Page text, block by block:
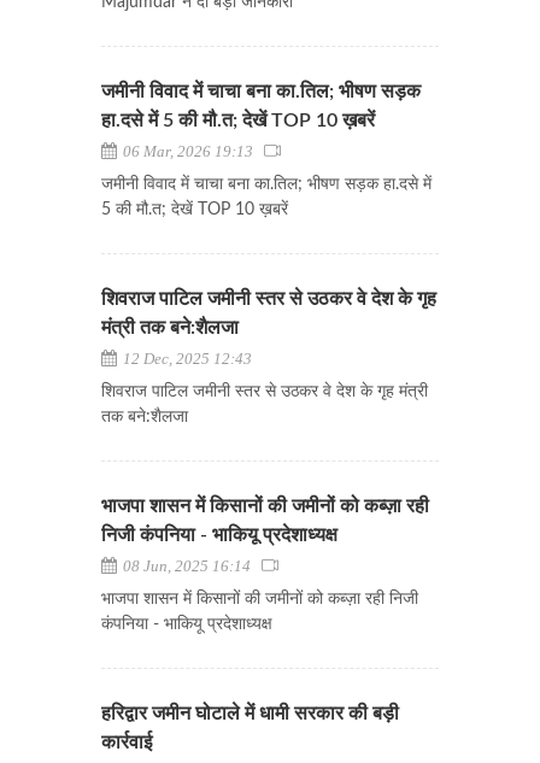
जमीनी विवाद में चाचा बना का.तिल; भीषण सड़क
हा.दसे में 5 की मौ.त; देखें TOP 10 ख़बरें
06 Mar, 2026 19:13
जमीनी विवाद में चाचा बना का.तिल; भीषण सड़क हा.दसे में
5 की मौ.त; देखें TOP 10 ख़बरें
शिवराज पाटिल जमीनी स्तर से उठकर वे देश के गृह
मंत्री तक बने:शैलजा
12 Dec, 2025 12:43
शिवराज पाटिल जमीनी स्तर से उठकर वे देश के गृह मंत्री
तक बने:शैलजा
भाजपा शासन में किसानों की जमीनों को कब्ज़ा रही
निजी कंपनिया - भाकियू प्रदेशाध्यक्ष
08 Jun, 2025 16:14
भाजपा शासन में किसानों की जमीनों को कब्ज़ा रही निजी
कंपनिया - भाकियू प्रदेशाध्यक्ष
हरिद्वार जमीन घोटाले में धामी सरकार की बड़ी
कार्रवाई